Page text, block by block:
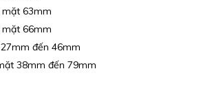
mặt 63mm
mặt 66mm
đến 46mm
38mm đến 79mm